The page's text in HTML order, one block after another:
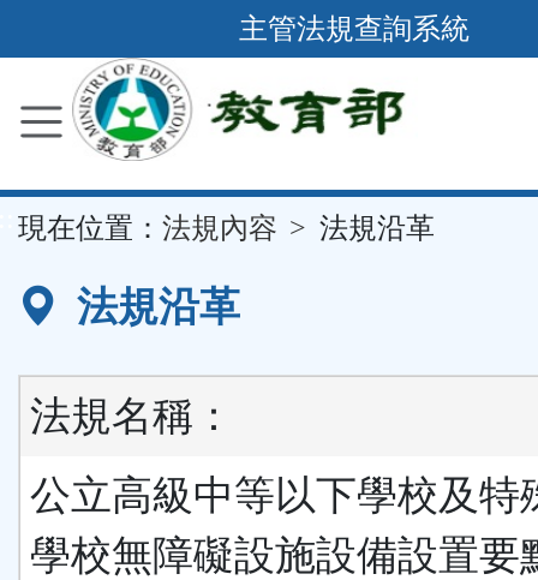
到
要
容
區
主管法規查詢系統
現在位置： 法規內容 法規沿革
法規沿革
法規名稱：
公立高級中等以下學校及特
學校無障礙設施設備設置要